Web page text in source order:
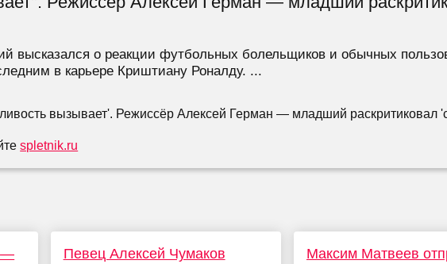
о реакции футбольных болельщиков и обычных
в карьере Криштиану Роналду. ...
spletnik.ru
—
Певец Алексей Чумаков
Максим Матвеев